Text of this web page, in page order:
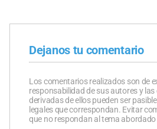
Dejanos tu comentario
Los comentarios realizados son de
responsabilidad de sus autores y
derivadas de ellos pueden ser
legales que correspondan. Evitar
que no respondan al tema